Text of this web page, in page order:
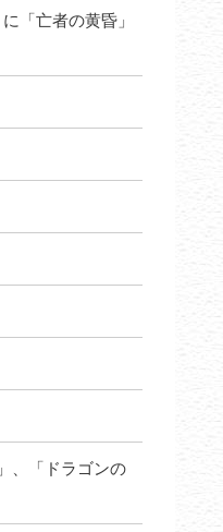
「亡者の黄昏」
、「ドラゴンの